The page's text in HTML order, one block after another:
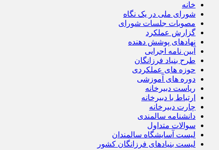
خانه
شورای ملی در یک نگاه
مصوبات جلسات شورای
گزارش عملکرد
نهادهای پوشش دهنده
آیین نامه اجرایی
طرح بنیاد فرزانگان
حوزه های عملکردی
دوره های آموزشی
ریاست دبیرخانه
ارتباط با دبیرخانه
چارت دبیرخانه
دانشنامه سالمندی
سوالات متداول
لیست آسایشگاه سالمندان
لیست بنیادهای فرزانگان کشور